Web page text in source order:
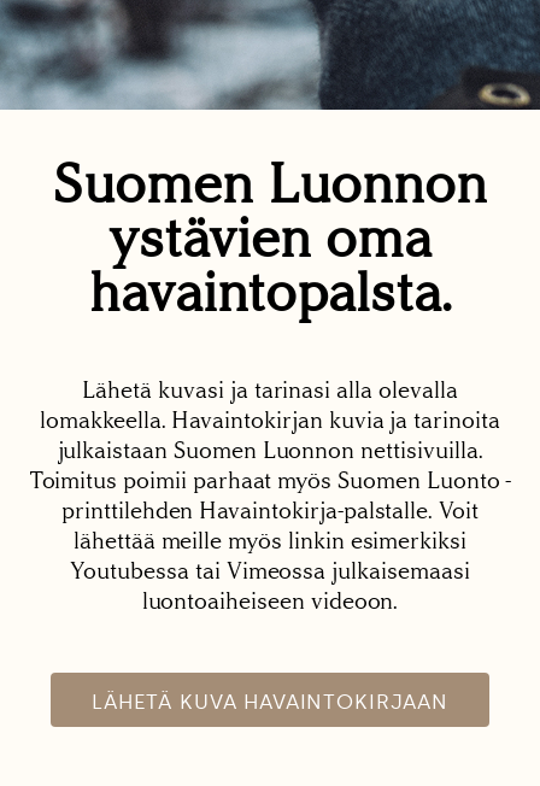
Suomen Luonnon
ystävien oma
havaintopalsta.
Lähetä kuvasi ja tarinasi alla olevalla
lomakkeella. Havaintokirjan kuvia ja tarinoita
julkaistaan Suomen Luonnon nettisivuilla.
Toimitus poimii parhaat myös Suomen Luonto -
printtilehden Havaintokirja-palstalle. Voit
lähettää meille myös linkin esimerkiksi
Youtubessa tai Vimeossa julkaisemaasi
luontoaiheiseen videoon.
LÄHETÄ KUVA HAVAINTOKIRJAAN